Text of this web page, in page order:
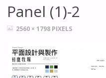
Panel (1)-2
FULL2560 × 1798 PIXELS